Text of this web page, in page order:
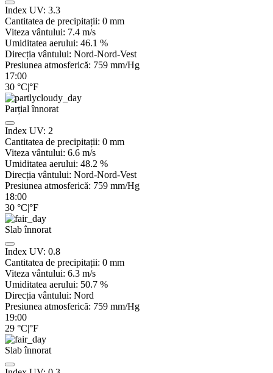
Index UV: 3.3
Cantitatea de precipitații: 0 mm
Viteza vântului: 7.4 m/s
Umiditatea aerului: 46.1 %
Direcția vântului: Nord-Nord-Vest
Presiunea atmosferică: 759 mm/Hg
17:00
30 °C|°F
Parțial înnorat
Index UV: 2
Cantitatea de precipitații: 0 mm
Viteza vântului: 6.6 m/s
Umiditatea aerului: 48.2 %
Direcția vântului: Nord-Nord-Vest
Presiunea atmosferică: 759 mm/Hg
18:00
30 °C|°F
Slab înnorat
Index UV: 0.8
Cantitatea de precipitații: 0 mm
Viteza vântului: 6.3 m/s
Umiditatea aerului: 50.7 %
Direcția vântului: Nord
Presiunea atmosferică: 759 mm/Hg
19:00
29 °C|°F
Slab înnorat